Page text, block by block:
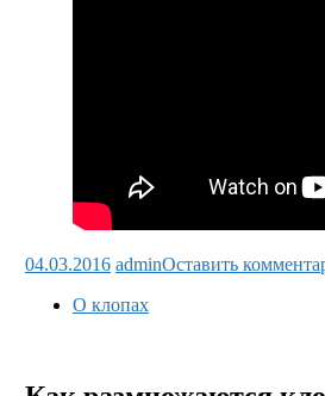
04.03.2016 adminОставить
О клопах